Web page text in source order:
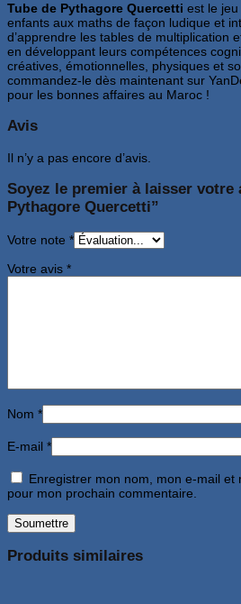
Tube de Pythagore Quercetti est le
enfants aux maths de façon ludique et
d’apprendre les tables de multiplication
en développant leurs compétences
créatives, émotionnelles, physiques et
commandez-le dès maintenant sur
pour les bonnes affaires au Maroc !
Avis
Il n’y a pas encore d’avis.
Soyez le premier à laisser votre
Pythagore Quercetti”
Votre note *
Votre avis *
Nom *
E-mail *
Enregistrer mon nom, mon e-mail et
pour mon prochain commentaire.
Produits similaires